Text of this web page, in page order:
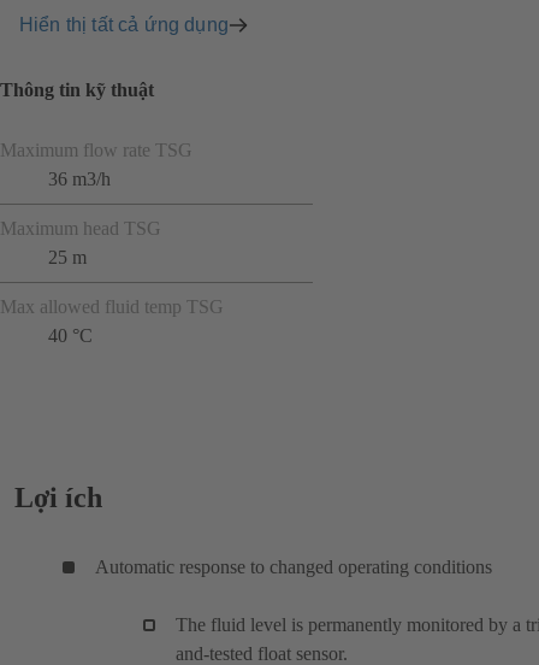
Hiển thị tất cả ứng dụng
Thông tin kỹ thuật
Maximum flow rate TSG
36 m3/h
Maximum head TSG
25 m
Max allowed fluid temp TSG
40 °C
Lợi ích
Automatic response to changed operating conditions
The fluid level is permanently monitored by a
and-tested float sensor.